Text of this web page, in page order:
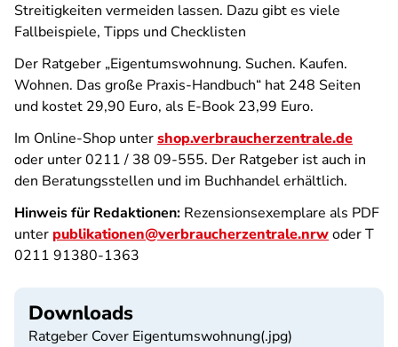
Streitigkeiten vermeiden lassen. Dazu gibt es viele
Fallbeispiele, Tipps und Checklisten
Der Ratgeber „Eigentumswohnung. Suchen. Kaufen.
Wohnen. Das große Praxis-Handbuch“ hat 248 Seiten
und kostet 29,90 Euro, als E-Book 23,99 Euro.
Im Online-Shop untershop.verbraucherzentrale.de
oder unter 0211 / 38 09-555. Der Ratgeber ist auch in
den Beratungsstellen und im Buchhandel erhältlich.
Hinweis für Redaktionen: Rezensionsexemplare als PDF
unter publikationen@verbraucherzentrale.nrwoder T
0211 91380-1363
Downloads
Ratgeber Cover Eigentumswohnung(.jpg)